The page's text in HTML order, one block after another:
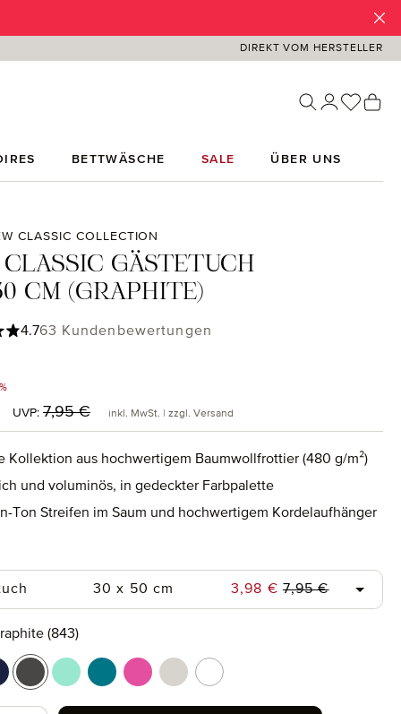
DIREKT VOM HERSTELLER
Du
BETTWÄSCHE SALE ÜBER UNS
CLASSIC COLLECTION
GÄSTETUCH
CM (GRAPHITE)
UVP: Regulärer Preis:
7,95 € inkl. MwSt. | zzgl. Versand
Kollektion aus hochwertigem Baumwollfrottier (480 g/m²)
und voluminös, in gedeckter Farbpalette
Ton Streifen im Saum und hochwertigem Kordelaufhänger
Bewertung von 4.71 von 5 Sternen
4.763 Kundenbewertungen
30 x 50 cm Verkaufspreis:
3,98 € Regulärer Preis:
7,95 €
(843)
(410)
sea (596)
graphite (843)
jelly mint (518)
lagoon (458)raspberry (078)
silver grey (823)
snow (001)